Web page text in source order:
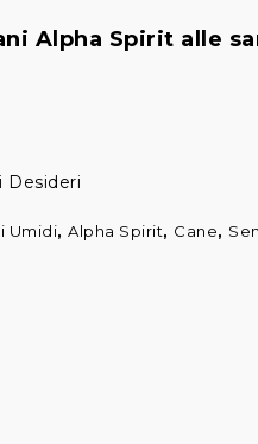
Alpha Spirit alle
Desideri
Umidi,Alpha Spirit, Cane,